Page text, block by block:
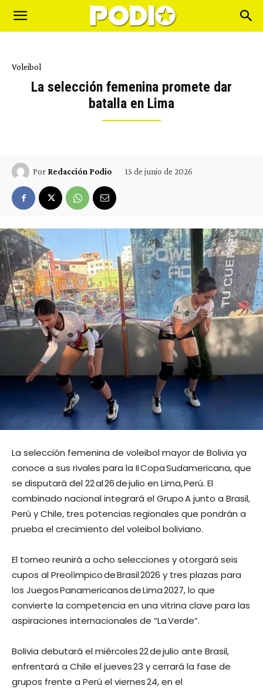
Voleibol
La selección femenina promete dar
batalla en Lima
Por Redacción Podio 15 de junio de 2026
La selección femenina de voleibol mayor de Bolivia ya
conoce a sus rivales para la II Copa Sudamericana, que
se disputará del 22 al 26 de julio en Lima, Perú. El
combinado nacional integrará el Grupo A junto a Brasil,
Perú y Chile, tres potencias regionales que pondrán a
prueba el crecimiento del voleibol boliviano.
El torneo reunirá a ocho selecciones y otorgará seis
cupos al Preolímpico de Brasil 2026 y tres plazas para
los Juegos Panamericanos de Lima 2027, lo que
convierte la competencia en una vitrina clave para las
aspiraciones internacionales de “La Verde”.
Bolivia debutará el miércoles 22 de julio ante Brasil,
enfrentará a Chile el jueves 23 y cerrará la fase de
grupos frente a Perú el viernes 24, en el